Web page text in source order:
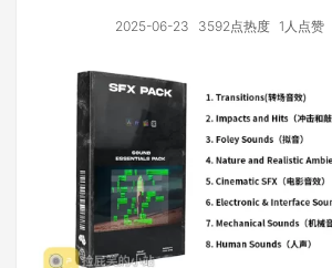
2025-06-23 3592点热度 1人点赞